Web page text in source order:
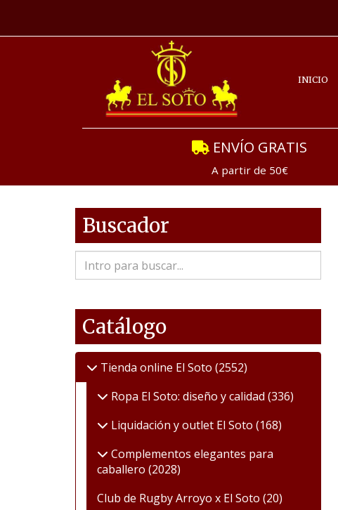
INICIO
ENVÍO GRATIS
A partir de 50€
Buscador
Catálogo
Tienda online El Soto (2552)
Ropa El Soto: diseño y calidad (336)
Liquidación y outlet El Soto (168)
Complementos elegantes para
caballero (2028)
Club de Rugby Arroyo x El Soto (20)